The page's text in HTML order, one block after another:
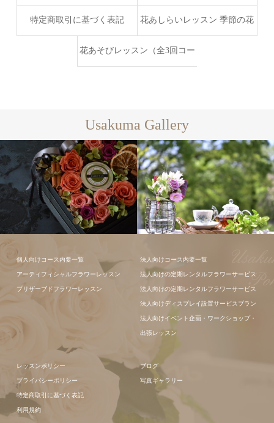
ービスプラン
特定商取引に基づく表記 花あしらいレッスン 季節の花
を楽しむ、特別な時間
花あそびレッスン（全3回コー
Usakuma Gallery
ンジメント
ギャラリー全
ト
個人向けコース内要一覧
アーティフィシャルフラワーレッスン
プリザーブドフラワーレッスン
法人向けコース内要一覧
法人向けの定期レンタルフラワーサービス
法人向けの定期レンタルフラワーサービス
法人向けディスプレイ設置サービスプラン
法人向けイベント企画・ワークショップ・
出張レッスン
レッスンポリシー
プライバシーポリシー
特定商取引に基づく表記
利用規約
ブログ
写真ギャラリー